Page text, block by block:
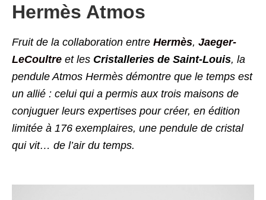
Hermès Atmos
Fruit de la collaboration entre Hermès, Jaeger-
LeCoultre et les Cristalleries de Saint-Louis, la
pendule Atmos Hermès démontre que le temps est
un allié : celui qui a permis aux trois maisons de
conjuguer leurs expertises pour créer, en édition
limitée à 176 exemplaires, une pendule de cristal
qui vit… de l’air du temps.